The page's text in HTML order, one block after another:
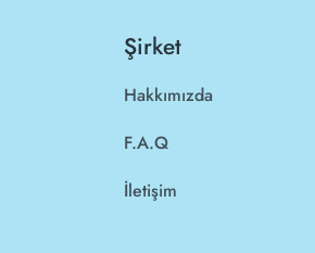
Şirket
Hakkımızda
F.A.Q
İletişim